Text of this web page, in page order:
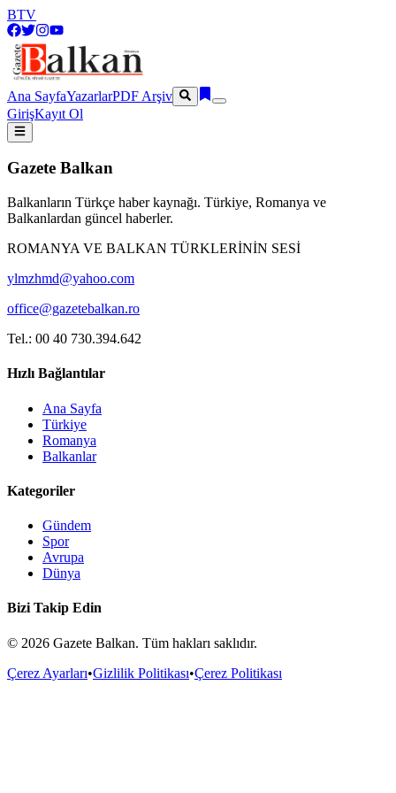
BTV
Ana SayfaYazarlarPDF Arşiv
GirişKayıt Ol
Gazete Balkan
Balkanların Türkçe haber kaynağı. Türkiye, Romanya ve
Balkanlardan güncel haberler.
ROMANYA VE BALKAN TÜRKLERİNİN SESİ
ylmzhmd@yahoo.com
office@gazetebalkan.ro
Tel.: 00 40 730.394.642
Hızlı Bağlantılar
Ana Sayfa
Türkiye
Romanya
Balkanlar
Kategoriler
Gündem
Spor
Avrupa
Dünya
Bizi Takip Edin
© 2026 Gazete Balkan. Tüm hakları saklıdır.
Çerez Ayarları•Gizlilik Politikası•Çerez Politikası